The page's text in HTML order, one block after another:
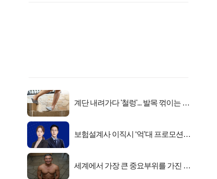
계단 내려가다 '철렁'... 발목 꺾이는 이
보험설계사 이직시 ‘억’대 프로모션!
세계에서 가장 큰 중요부위를 가진 남